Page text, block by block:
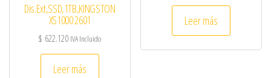
Dis.Ext,SSD,1TB,KINGSTON
XS1000 2601
$ 622.120 IVA Incluido
Leer más
Leer más